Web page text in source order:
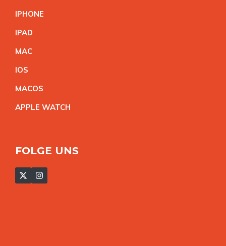
IPHONE
IPAD
MAC
IOS
MACOS
APPLE WATCH
FOLGE UNS